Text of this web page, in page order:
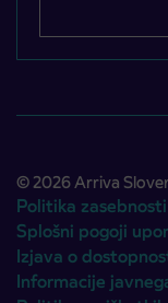
© 2026 Arriva
Politika
Splošni pogoji
Izjava o
Informacije